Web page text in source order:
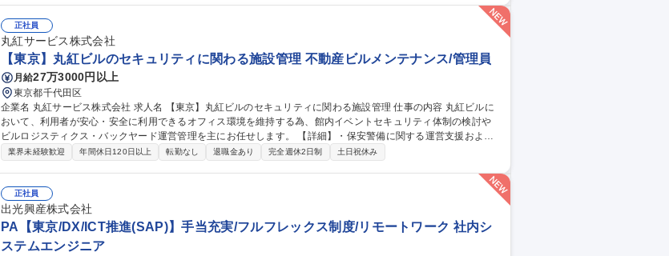
いを感じられるポジションです。 募集職種 【東京】社内SE/三菱電機の海外グループ会社向けIT・セキュリティ
統制正社員
丸紅サービス株式会社
【東京】丸紅ビルのセキュリティに関わる施設管理 不動産ビルメンテナンス/管理員
月給27万3000円以上
東京都千代田区
企業名 丸紅サービス株式会社 求人名 【東京】丸紅ビルのセキュリティに関わる施設管理 仕事の内容 丸紅ビルに
おいて、利用者が安心・安全に利用できるオフィス環境を維持する為、館内イベントセキュリティ体制の検討や
ビルロジスティクス・バックヤード運営管理を主にお任せします。 【詳細】・保安警備に関する運営支援および
各種改善活動 ・館内イベントやホール利用時のセキュリティ体制の検討・運営支援、及びビルロジスティクス・
システム更新計画の立案・実施管理 ・セキュリティシステムの保守/点検/更新工事に伴う計画立案、ベンダーコン
業界未経験歓迎 年間休日120日以上 転勤なし 退職金あり 完全週休2日制 土日祝休み
正社員
出光興産株式会社
PA【東京/DX/ICT推進(SAP)】手当充実/フルフレックス制度/リモートワーク 社内シ
ステムエンジニア